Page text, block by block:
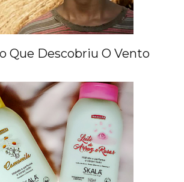
Que Descobriu O Vento